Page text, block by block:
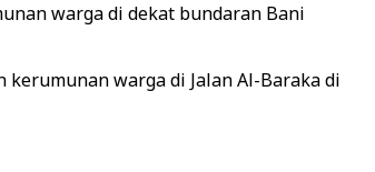
warga di dekat bundaran Bani
warga di Jalan Al-Baraka di